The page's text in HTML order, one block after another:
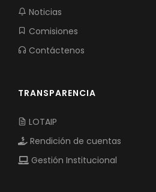
Noticias
Comisiones
Contáctenos
TRANSPARENCIA
LOTAIP
Rendición de cuentas
Gestión Institucional